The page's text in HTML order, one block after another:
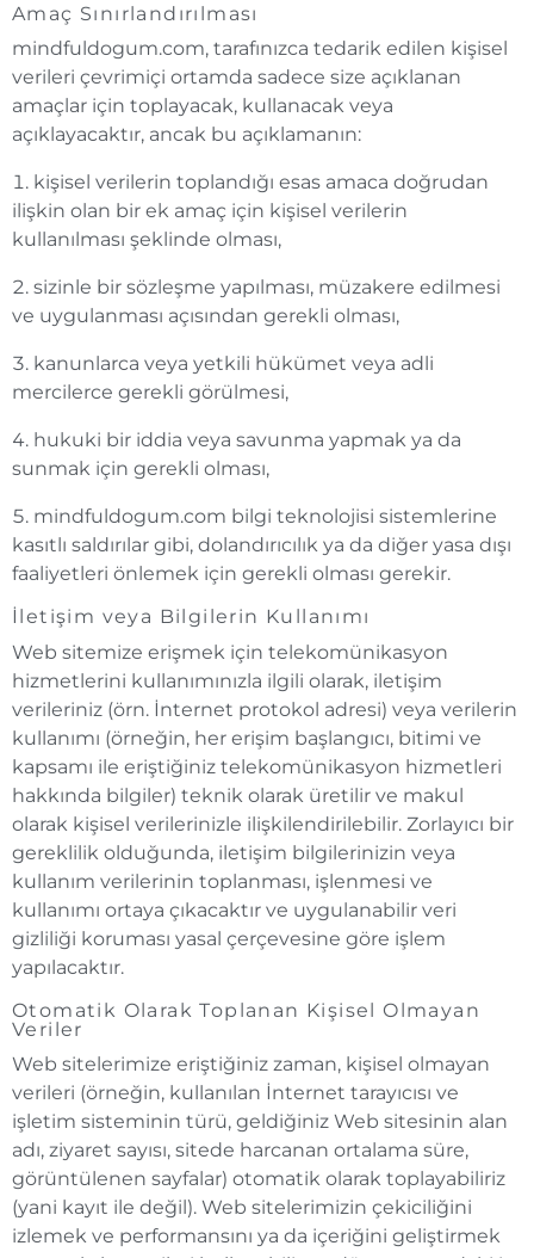
Amaç Sınırlandırılması
mindfuldogum.com, tarafınızca tedarik edilen kişisel
verileri çevrimiçi ortamda sadece size açıklanan
amaçlar için toplayacak, kullanacak veya
açıklayacaktır, ancak bu açıklamanın:
kişisel verilerin toplandığı esas amaca doğrudan
ilişkin olan bir ek amaç için kişisel verilerin
kullanılması şeklinde olması,
sizinle bir sözleşme yapılması, müzakere edilmesi
ve uygulanması açısından gerekli olması,
kanunlarca veya yetkili hükümet veya adli
mercilerce gerekli görülmesi,
hukuki bir iddia veya savunma yapmak ya da
sunmak için gerekli olması,
mindfuldogum.com bilgi teknolojisi sistemlerine
kasıtlı saldırılar gibi, dolandırıcılık ya da diğer yasa dışı
faaliyetleri önlemek için gerekli olması gerekir.
İletişim veya Bilgilerin Kullanımı
Web sitemize erişmek için telekomünikasyon
hizmetlerini kullanımınızla ilgili olarak, iletişim
verileriniz (örn. İnternet protokol adresi) veya verilerin
kullanımı (örneğin, her erişim başlangıcı, bitimi ve
kapsamı ile eriştiğiniz telekomünikasyon hizmetleri
hakkında bilgiler) teknik olarak üretilir ve makul
olarak kişisel verilerinizle ilişkilendirilebilir. Zorlayıcı bir
gereklilik olduğunda, iletişim bilgilerinizin veya
kullanım verilerinin toplanması, işlenmesi ve
kullanımı ortaya çıkacaktır ve uygulanabilir veri
gizliliği koruması yasal çerçevesine göre işlem
yapılacaktır.
Otomatik Olarak Toplanan Kişisel Olmayan
Veriler
Web sitelerimize eriştiğiniz zaman, kişisel olmayan
verileri (örneğin, kullanılan İnternet tarayıcısı ve
işletim sisteminin türü, geldiğiniz Web sitesinin alan
adı, ziyaret sayısı, sitede harcanan ortalama süre,
görüntülenen sayfalar) otomatik olarak toplayabiliriz
(yani kayıt ile değil). Web sitelerimizin çekiciliğini
izlemek ve performansını ya da içeriğini geliştirmek